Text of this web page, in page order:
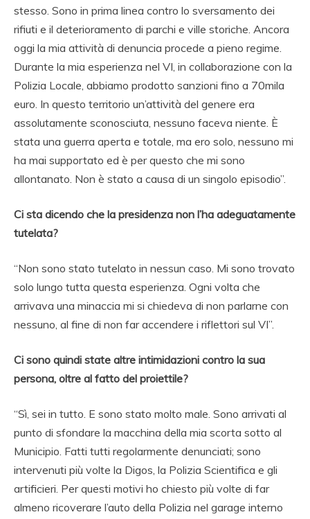
stesso. Sono in prima linea contro lo sversamento dei
rifiuti e il deterioramento di parchi e ville storiche. Ancora
oggi la mia attività di denuncia procede a pieno regime.
Durante la mia esperienza nel VI, in collaborazione con la
Polizia Locale, abbiamo prodotto sanzioni fino a 70mila
euro. In questo territorio un’attività del genere era
assolutamente sconosciuta, nessuno faceva niente. È
stata una guerra aperta e totale, ma ero solo, nessuno mi
ha mai supportato ed è per questo che mi sono
allontanato. Non è stato a causa di un singolo episodio”.
Ci sta dicendo che la presidenza non l’ha adeguatamente
tutelata?
“Non sono stato tutelato in nessun caso. Mi sono trovato
solo lungo tutta questa esperienza. Ogni volta che
arrivava una minaccia mi si chiedeva di non parlarne con
nessuno, al fine di non far accendere i riflettori sul VI”.
Ci sono quindi state altre intimidazioni contro la sua
persona, oltre al fatto del proiettile?
“Sì, sei in tutto. E sono stato molto male. Sono arrivati al
punto di sfondare la macchina della mia scorta sotto al
Municipio. Fatti tutti regolarmente denunciati; sono
intervenuti più volte la Digos, la Polizia Scientifica e gli
artificieri. Per questi motivi ho chiesto più volte di far
almeno ricoverare l’auto della Polizia nel garage interno